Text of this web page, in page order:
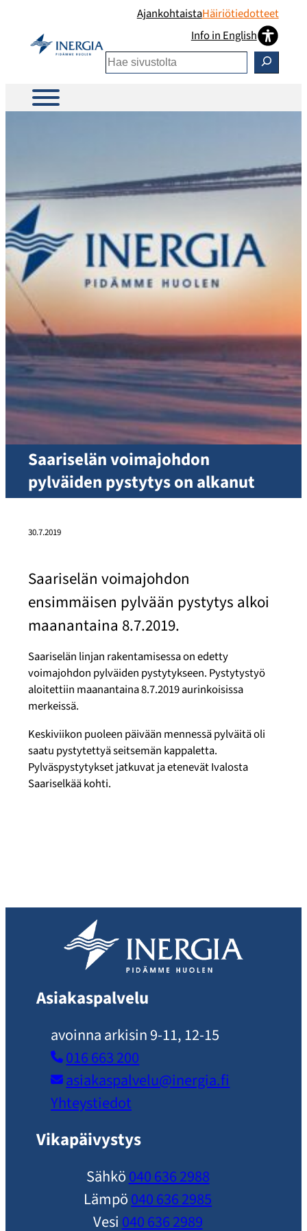
AjankohtaistaHäiriötiedotteet
Info in English
Etsi
Saariselän voimajohdon
pylväiden pystytys on alkanut
30.7.2019
Saariselän voimajohdon
ensimmäisen pylvään pystytys alkoi
maanantaina 8.7.2019.
Saariselän linjan rakentamisessa on edetty
voimajohdon pylväiden pystytykseen. Pystytystyö
aloitettiin maanantaina 8.7.2019 aurinkoisissa
merkeissä.
Keskiviikon puoleen päivään mennessä pylväitä oli
saatu pystytettyä seitsemän kappaletta.
Pylväspystytykset jatkuvat ja etenevät Ivalosta
Saariselkää kohti.
Asiakaspalvelu
avoinna arkisin 9-11, 12-15
016 663 200
asiakaspalvelu​@inergia.fi
Yhteystiedot
Vikapäivystys
Sähkö040 636 2988
Lämpö040 636 2985
Vesi 040 636 2989